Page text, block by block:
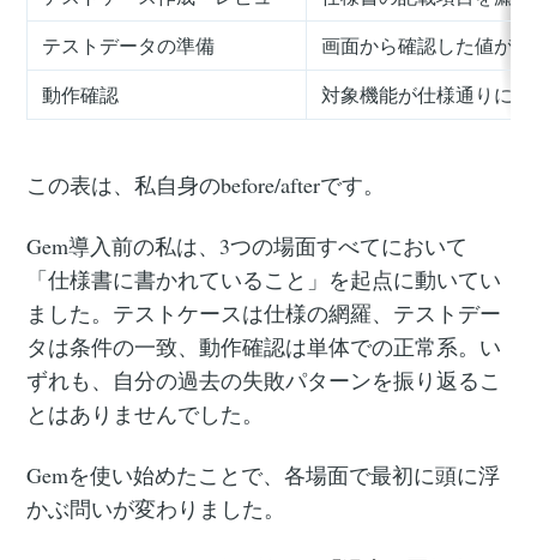
テストデータの準備 画面から確認した値が
動作確認 対象機能が仕様通りに
この表は、私自身のbefore/afterです。
Gem導入前の私は、3つの場面すべてにおいて
「仕様書に書かれていること」を起点に動いてい
ました。テストケースは仕様の網羅、テストデー
タは条件の一致、動作確認は単体での正常系。い
ずれも、自分の過去の失敗パターンを振り返るこ
とはありませんでした。
Gemを使い始めたことで、各場面で最初に頭に浮
かぶ問いが変わりました。